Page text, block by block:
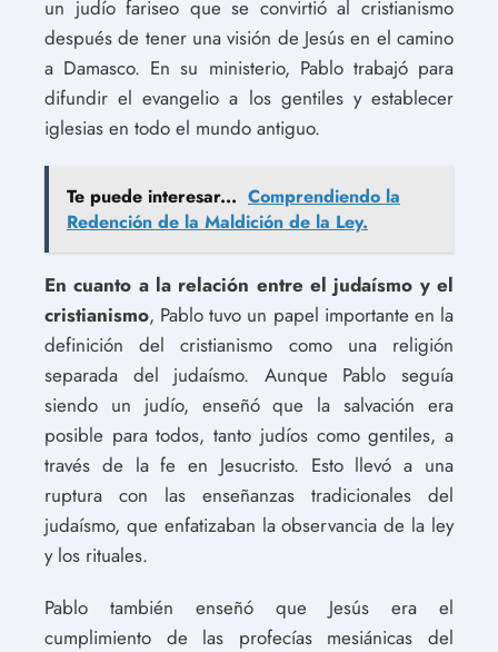
un judío fariseo que se convirtió al cristianismo
después de tener una visión de Jesús en el camino
a Damasco. En su ministerio, Pablo trabajó para
difundir el evangelio a los gentiles y establecer
iglesias en todo el mundo antiguo.
Te puede interesar... Comprendiendo la
Redención de la Maldición de la Ley.
En cuanto a la relación entre el judaísmo y el
cristianismo, Pablo tuvo un papel importante en la
definición del cristianismo como una religión
separada del judaísmo. Aunque Pablo seguía
siendo un judío, enseñó que la salvación era
posible para todos, tanto judíos como gentiles, a
través de la fe en Jesucristo. Esto llevó a una
ruptura con las enseñanzas tradicionales del
judaísmo, que enfatizaban la observancia de la ley
y los rituales.
Pablo también enseñó que Jesús era el
cumplimiento de las profecías mesiánicas del